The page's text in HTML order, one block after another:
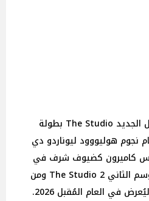
أعلن منتجي ومخرج المسلسل الجديد The Studio بطولة
نجوم هوليووود ليوناردو دي
كاميرون كضيوف شرف في
المسلسل مع روجن في الموسم الثاني 2 The Studio ومن
في العام المُقبل 2026.